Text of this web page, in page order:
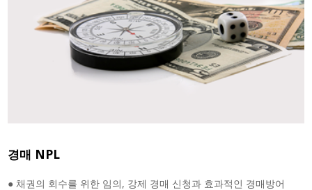
경매 NPL
● 채권의 회수를 위한 임의, 강제 경매 신청과 효과적인 경매방어